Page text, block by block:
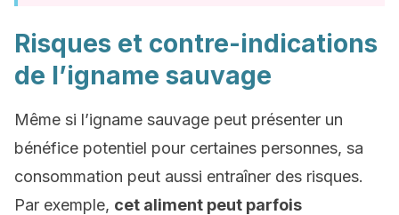
Risques et contre-indications
de l’igname sauvage
Même si l’igname sauvage peut présenter un
bénéfice potentiel pour certaines personnes, sa
consommation peut aussi entraîner des risques.
Par exemple, cet aliment peut parfois